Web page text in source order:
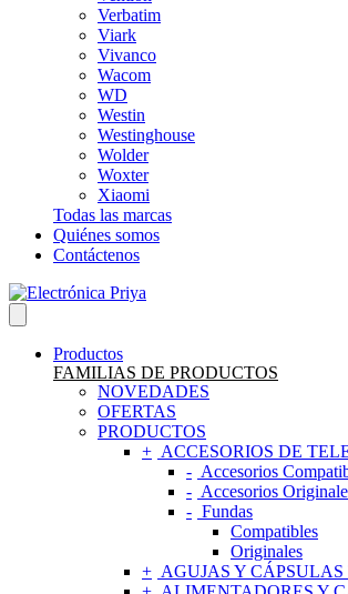
Verbatim
Viark
Vivanco
Wacom
WD
Westin
Westinghouse
Wolder
Woxter
Xiaomi
Todas las marcas
Quiénes somos
Contáctenos
Productos
FAMILIAS DE PRODUCTOS
NOVEDADES
OFERTAS
PRODUCTOS
ACCESORIOS DE
Accesorios
Accesorios
Fundas
Compatibles
Originales
AGUJAS Y